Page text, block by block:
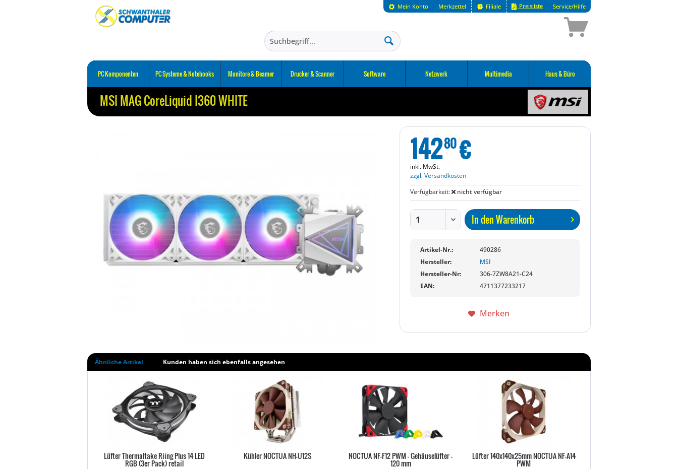
Mein Konto Merkzettel Filiale Preisliste Service/Hilfe
PC Komponenten PC Systeme & Notebooks Monitore & Beamer Drucker & Scanner Software Netzwerk Multimedia Haus & Büro
MSI MAG CoreLiquid I360 WHITE
14280€
inkl. MwSt.
zzgl. Versandkosten
Verfügbarkeit:
nicht verfügbar
In denWarenkorb
Artikel-Nr.:
490286
Hersteller:
MSI
Hersteller-Nr:
306-7ZW8A21-C24
EAN:
4711377233217
Merken
Ähnliche Artikel Kunden haben sich ebenfalls angesehen
Lüfter Thermaltake Riing Plus 14 LED
RGB (3er Pack) retail
Kühler NOCTUA NH-U12S NOCTUA NF-F12 PWM - Gehäuselüfter -
120 mm
Lüfter 140x140x25mm NOCTUA NF-A14
PWM